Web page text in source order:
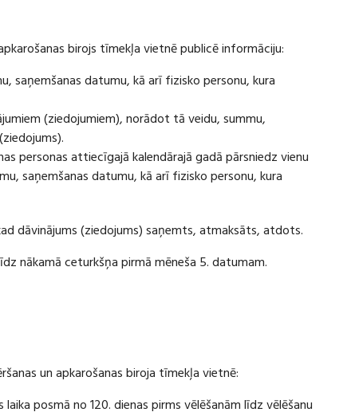
birojs tīmekļa vietnē publicē informāciju:
saņemšanas datumu, kā arī fizisko personu, kura
(ziedojumiem), norādot tā veidu, summu,
personas attiecīgajā kalendārajā gadā pārsniedz vienu
saņemšanas datumu, kā arī fizisko personu, kura
dāvinājums (ziedojums) saņemts, atmaksāts, atdots.
nākamā ceturkšņa pirmā mēneša 5. datumam.
un apkarošanas biroja tīmekļa vietnē:
posmā no 120. dienas pirms vēlēšanām līdz vēlēšanu